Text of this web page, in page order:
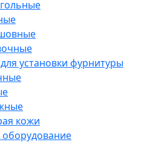
установки фурнитуры
кожи